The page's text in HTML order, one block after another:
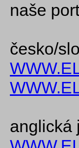
naše
česko/
anglická